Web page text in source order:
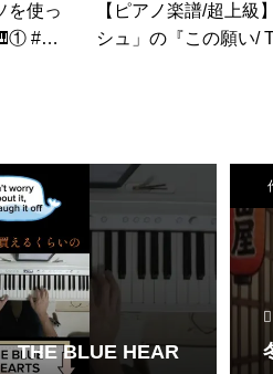
を使っ
#ピ
【ピアノ楽譜/超上級
シュ」の『この願い/
THE BLUE HEAR